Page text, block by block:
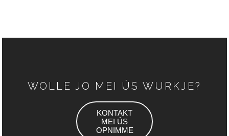
WOLLE JO MEI ÚS WURKJE?
KONTAKT
MEI ÚS
OPNIMME